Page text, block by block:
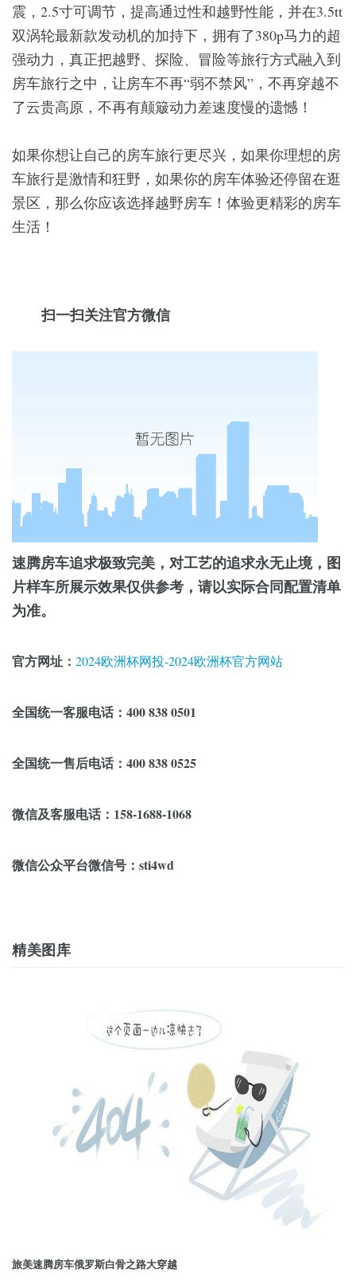
震，2.5寸可调节，提高通过性和越野性能，并在3.5tt
双涡轮最新款发动机的加持下，拥有了380p马力的超
强动力，真正把越野、探险、冒险等旅行方式融入到
房车旅行之中，让房车不再“弱不禁风”，不再穿越不
了云贵高原，不再有颠簸动力差速度慢的遗憾！
如果你想让自己的房车旅行更尽兴，如果你理想的房
车旅行是激情和狂野，如果你的房车体验还停留在逛
景区，那么你应该选择越野房车！体验更精彩的房车
生活！
扫一扫关注官方微信
速腾房车追求极致完美，对工艺的追求永无止境，图
片样车所展示效果仅供参考，请以实际合同配置清单
为准。
官方网址： 2024欧洲杯网投-2024欧洲杯官方网站
全国统一客服电话：400 838 0501
全国统一售后电话：400 838 0525
微信及客服电话：158-1688-1068
微信公众平台微信号：sti4wd
精美图库
旅美速腾房车俄罗斯白骨之路大穿越